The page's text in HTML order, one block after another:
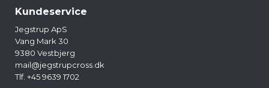
Kundeservice
Jegstrup ApS
Vang Mark 30
9380 Vestbjerg
mail@jegstrupcross.dk
Tlf. +45 9639 1702